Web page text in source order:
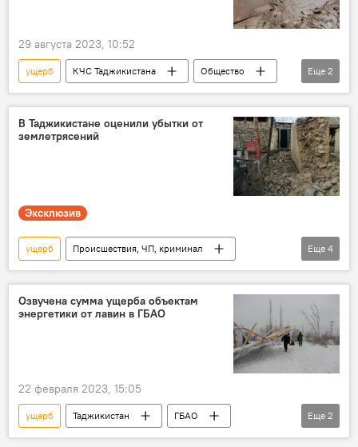
29 августа 2023, 10:52
ущерб КЧС Таджикистана
Общество
Таджикистан
Происшествия, ЧП, криминал
Еще 2
В Таджикистане оценили убытки от
землетрясений
Эксклюзив
ущерб
Происшествия, ЧП, криминал
КЧС Таджикистана
Таджикистан
Землетрясения в Таджикистане
Еще 4
Озвучена сумма ущерба объектам
энергетики от лавин в ГБАО
22 февраля 2023, 15:05
ущерб Таджикистан
ГБАО
Происшествия, ЧП, криминал
лавины
Еще 2